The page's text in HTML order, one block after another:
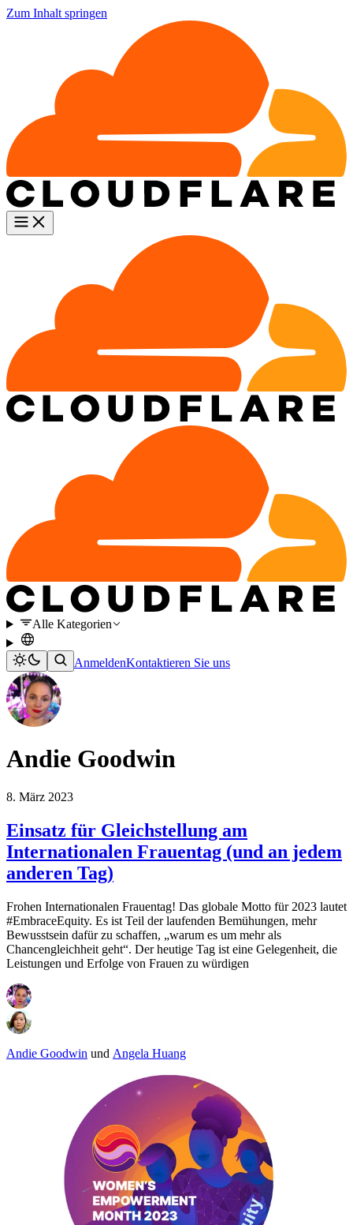
Zum Inhalt springen
Alle Kategorien
AnmeldenKontaktieren Sie uns
Andie Goodwin
8. März 2023
Einsatz für Gleichstellung am
Internationalen Frauentag (und an jedem
anderen Tag)
Frohen Internationalen Frauentag! Das globale Motto für 2023 lautet
#EmbraceEquity. Es ist Teil der laufenden Bemühungen, mehr
Bewusstsein dafür zu schaffen, „warum es um mehr als
Chancengleichheit geht“. Der heutige Tag ist eine Gelegenheit, die
Leistungen und Erfolge von Frauen zu würdigen
Andie Goodwin und Angela Huang